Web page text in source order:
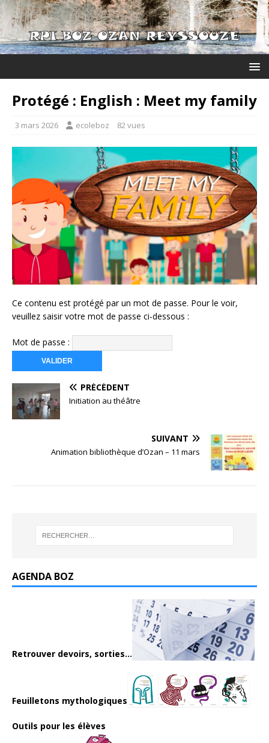
Protégé : English : Meet my family
3 mars 2026 ecoleboz 82 vues
Ce contenu est protégé par un mot de passe. Pour le voir,
veuillez saisir votre mot de passe ci-dessous :
Mot de passe :
PRÉCÉDENT
Initiation au théâtre
SUIVANT
Animation bibliothèque d’Ozan – 11 mars
AGENDA BOZ
Retrouver devoirs, sorties...
Feuilletons mythologiques
Outils pour les élèves